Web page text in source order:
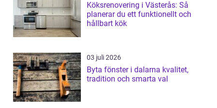
Köksrenovering i Västerås: Så
planerar du ett funktionellt och
hållbart kök
03 juli 2026
Byta fönster i dalarna kvalitet,
tradition och smarta val